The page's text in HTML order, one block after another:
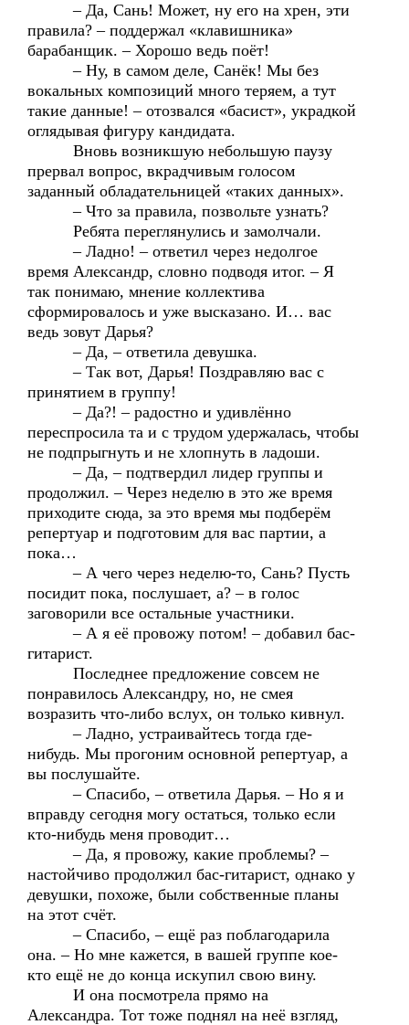
– Да, Сань! Может, ну его на хрен, эти
правила? – поддержал «клавишника»
барабанщик. – Хорошо ведь поёт!
– Ну, в самом деле, Санёк! Мы без
вокальных композиций много теряем, а тут
такие данные! – отозвался «басист», украдкой
оглядывая фигуру кандидата.
Вновь возникшую небольшую паузу
прервал вопрос, вкрадчивым голосом
заданный обладательницей «таких данных».
– Что за правила, позвольте узнать?
Ребята переглянулись и замолчали.
– Ладно! – ответил через недолгое
время Александр, словно подводя итог. – Я
так понимаю, мнение коллектива
сформировалось и уже высказано. И… вас
ведь зовут Дарья?
– Да, – ответила девушка.
– Так вот, Дарья! Поздравляю вас с
принятием в группу!
– Да?! – радостно и удивлённо
переспросила та и с трудом удержалась, чтобы
не подпрыгнуть и не хлопнуть в ладоши.
– Да, – подтвердил лидер группы и
продолжил. – Через неделю в это же время
приходите сюда, за это время мы подберём
репертуар и подготовим для вас партии, а
пока…
– А чего через неделю-то, Сань? Пусть
посидит пока, послушает, а? – в голос
заговорили все остальные участники.
– А я её провожу потом! – добавил бас-
гитарист.
Последнее предложение совсем не
понравилось Александру, но, не смея
возразить что-либо вслух, он только кивнул.
– Ладно, устраивайтесь тогда где-
нибудь. Мы прогоним основной репертуар, а
вы послушайте.
– Спасибо, – ответила Дарья. – Но я и
вправду сегодня могу остаться, только если
кто-нибудь меня проводит…
– Да, я провожу, какие проблемы? –
настойчиво продолжил бас-гитарист, однако у
девушки, похоже, были собственные планы
на этот счёт.
– Спасибо, – ещё раз поблагодарила
она. – Но мне кажется, в вашей группе кое-
кто ещё не до конца искупил свою вину.
И она посмотрела прямо на
Александра. Тот тоже поднял на неё взгляд,